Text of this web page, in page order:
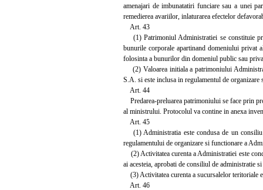
amenajari de imbunatatiri funciare sau a unei
remedierea avariilor, inlaturarea efectelor
Art. 43
(1) Patrimoniul Administratiei se constituie
bunurile corporale apartinand domeniului privat
folosinta a bunurilor din domeniul public sau
(2) Valoarea initiala a patrimoniului
S.A. si este inclusa in regulamentul de
Art. 44
Predarea-preluarea patrimoniului se face prin
al ministrului. Protocolul va contine in anexa
Art. 45
(1) Administratia este condusa de un
regulamentului de organizare si functionare a
(2) Activitatea curenta a Administratiei este
ai acesteia, aprobati de consiliul de administratie
(3) Activitatea curenta a sucursalelor teritoriale
Art. 46